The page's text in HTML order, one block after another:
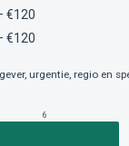
€120
€120
urgentie, regio en
6